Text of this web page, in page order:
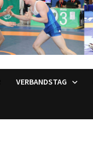
VERBANDSTAG